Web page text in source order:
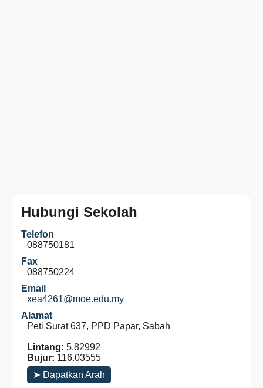
Hubungi Sekolah
Telefon
088750181
Fax
088750224
Email
xea4261@moe.edu.my
Alamat
Peti Surat 637, PPD Papar, Sabah
Lintang: 5.82992
Bujur: 116.03555
➤ Dapatkan Arah